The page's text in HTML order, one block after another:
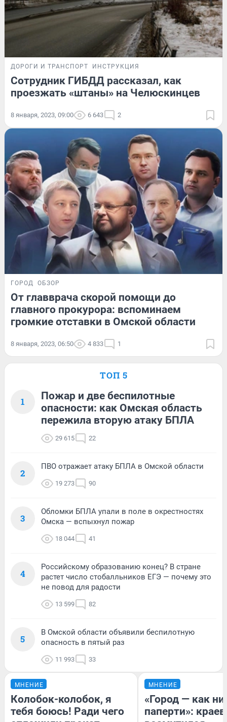
ДОРОГИ И ТРАНСПОРТ ИНСТРУКЦИЯ
Сотрудник ГИБДД рассказал, как
проезжать «штаны» на Челюскинцев
8 января, 2023, 09:00 6 643 2
ГОРОД ОБЗОР
От главврача скорой помощи до
главного прокурора: вспоминаем
громкие отставки в Омской области
8 января, 2023, 06:50 4 833 1
ТОП 5
1
Пожар и две беспилотные
опасности: как Омская область
пережила вторую атаку БПЛА
29 615 22
2
ПВО отражает атаку БПЛА в Омской области
19 273 90
3
Обломки БПЛА упали в поле в окрестностях
Омска — вспыхнул пожар
18 044 41
4
Российскому образованию конец? В стране
растет число стобалльников ЕГЭ — почему это
не повод для радости
13 599 82
5
В Омской области объявили беспилотную
опасность в пятый раз
11 993 33
МНЕНИЕ
Колобок-колобок, я
тебя боюсь! Ради чего
МНЕНИЕ
«Город — как
паперти»: